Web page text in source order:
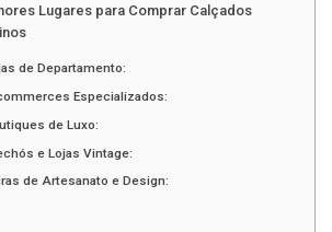
Lugares para Comprar Calçados
de Departamento:
Especializados:
de Luxo:
e Lojas Vintage:
de Artesanato e Design: